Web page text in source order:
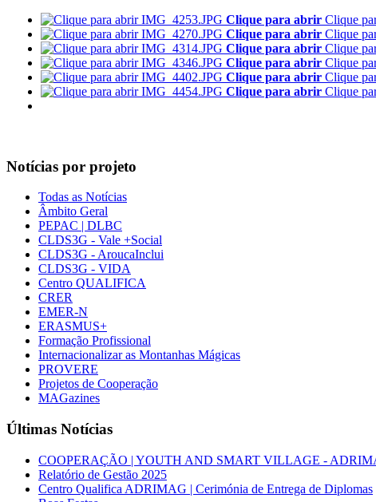
Clique para abrir Clique
Clique para abrir Clique
Clique para abrir Clique
Clique para abrir Clique
Clique para abrir Clique
Clique para abrir Clique
Notícias por projeto
Todas as Notícias
Âmbito Geral
PEPAC | DLBC
CLDS3G - Vale +Social
CLDS3G - AroucaInclui
CLDS3G - VIDA
Centro QUALIFICA
CRER
EMER-N
ERASMUS+
Formação Profissional
Internacionalizar as Montanhas Mágicas
PROVERE
Projetos de Cooperação
MAGazines
Últimas Notícias
COOPERAÇÃO | YOUTH AND SMART VILLAGE -
Relatório de Gestão 2025
Centro Qualifica ADRIMAG | Cerimónia de Entrega de Diplomas